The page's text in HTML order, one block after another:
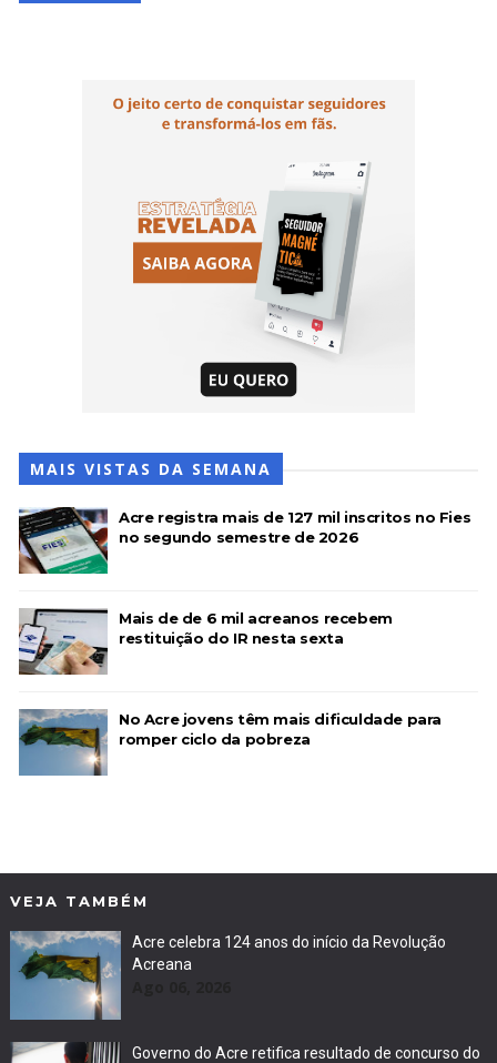
MAIS VISTAS DA SEMANA
Acre registra mais de 127 mil inscritos no Fies
no segundo semestre de 2026
Mais de de 6 mil acreanos recebem
restituição do IR nesta sexta
No Acre jovens têm mais dificuldade para
romper ciclo da pobreza
VEJA TAMBÉM
Acre celebra 124 anos do início da Revolução
Acreana
Governo do Acre retifica resultado de concurso do